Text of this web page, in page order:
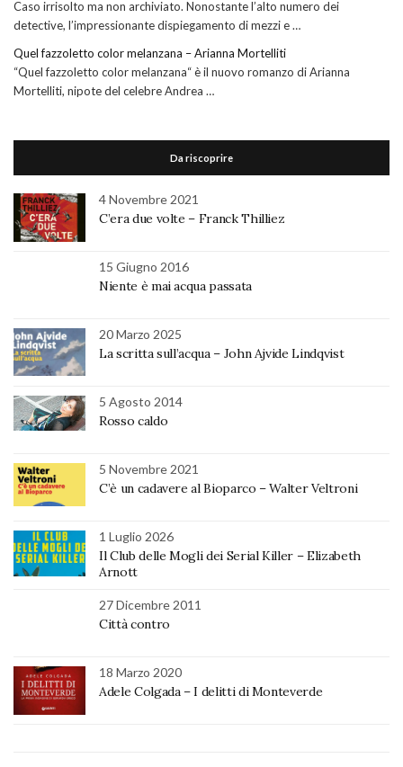
Caso irrisolto ma non archiviato. Nonostante l’alto numero dei
detective, l’impressionante dispiegamento di mezzi e …
Quel fazzoletto color melanzana – Arianna Mortelliti
“Quel fazzoletto color melanzana“ è il nuovo romanzo di Arianna
Mortelliti, nipote del celebre Andrea …
Da riscoprire
4 Novembre 2021
C’era due volte – Franck Thilliez
15 Giugno 2016
Niente è mai acqua passata
20 Marzo 2025
La scritta sull’acqua – John Ajvide Lindqvist
5 Agosto 2014
Rosso caldo
5 Novembre 2021
C’è un cadavere al Bioparco – Walter Veltroni
1 Luglio 2026
Il Club delle Mogli dei Serial Killer – Elizabeth
Arnott
27 Dicembre 2011
Città contro
18 Marzo 2020
Adele Colgada – I delitti di Monteverde